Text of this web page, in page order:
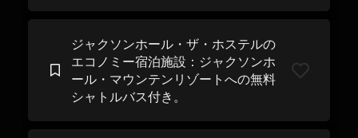
ジャクソンホール・ザ・ホステルの
エコノミー宿泊施設：ジャクソンホ
ール・マウンテンリゾートへの無料
シャトルバス付き。